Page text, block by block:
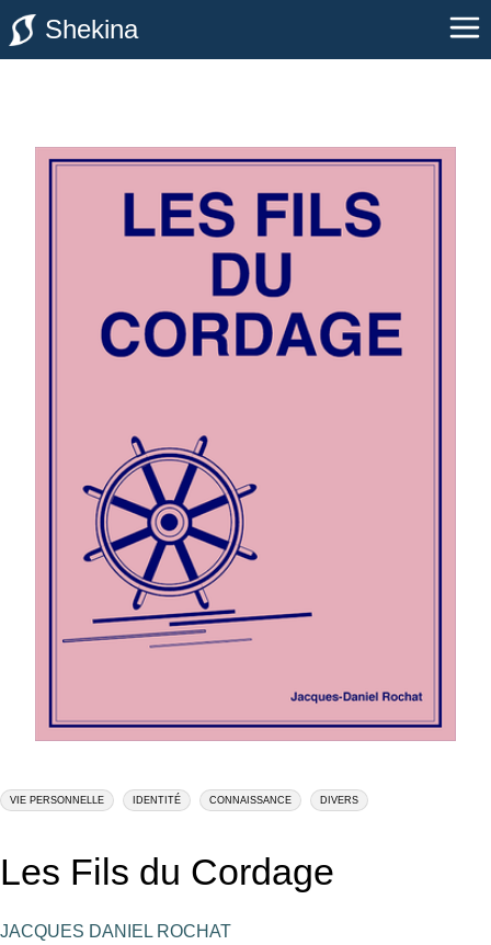
Shekina
VIE PERSONNELLE IDENTITÉ CONNAISSANCE DIVERS
Les Fils du Cordage
JACQUES DANIEL ROCHAT